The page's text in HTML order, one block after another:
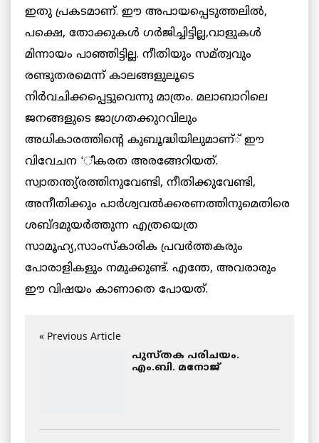
ഇതു പ്രകടമാണ്. ഈ അപായപ്പെടുത്തലില്‍,
പക്ഷെ, തോക്കുകള്‍ ഗര്‍ജിച്ചിട്ടില്ല,വാളുകള്‍
മിന്നായം പാഞ്ഞിട്ടില്ല. നീതിയും സമ്ത്വവും
രണ്ടുതരമെന്ന് കാലങ്ങളുലൂടെ
നിര്‍വചിക്കപ്പെട്ടുവെന്നു മാത്രം. മലാബാറിലെ
ജനങ്ങളുടെ ജാഗ്രതക്കുറവിലും
അധികാരത്തിന്റെ കുബൂദ്ധിയിലുമാണ്് ഈ
വിവേചന ‘ീകരത അരങ്ങേറിയത്.
സ്വാതന്ത്യ്രത്തിനുവേണ്ടി, നീതിക്കുവേണ്ടി,
അനീതിക്കും പാര്‍ശ്വവല്‍ക്കരണത്തിനുമെതിരെ
ശബ്ദമുയര്‍ത്തുന്ന എത്രയെത്ര
സാമൂഹ്യ,സാംസ്കാരിക പ്രവര്‍ത്തകരും
പോരാളികളും നമുക്കുണ്ട്. എന്തേ, അവരാരും
ഈ വിഷയം കാണാതെ പോയത്.
« Previous Article
പുസ്തക പരിചയം.
എം.ബി. മനോജ്‌